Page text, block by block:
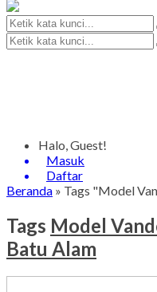
Halo, Guest!
Masuk
Daftar
Beranda » Tags "Model
Tags Model
Batu Alam